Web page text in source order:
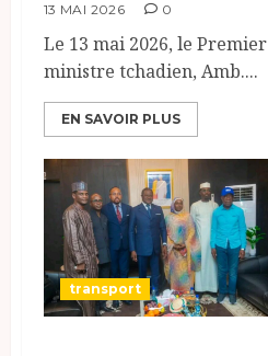
13 MAI 2026
0
Le 13 mai 2026, le Premier
ministre tchadien, Amb....
EN SAVOIR PLUS
transport